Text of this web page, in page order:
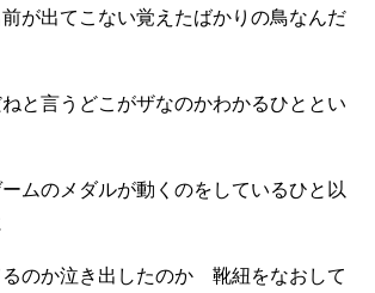
が出てこない覚えたばかりの鳥なんだ
と言うどこがザなのかわかるひととい
ムのメダルが動くのをしているひと以
のか泣き出したのか 靴紐をなおして